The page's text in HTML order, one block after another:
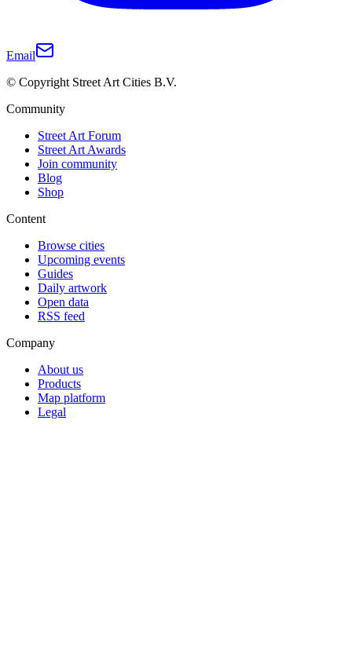
Email
© Copyright Street Art Cities B.V.
Community
Street Art Forum
Street Art Awards
Join community
Blog
Shop
Content
Browse cities
Upcoming events
Guides
Daily artwork
Open data
RSS feed
Company
About us
Products
Map platform
Legal